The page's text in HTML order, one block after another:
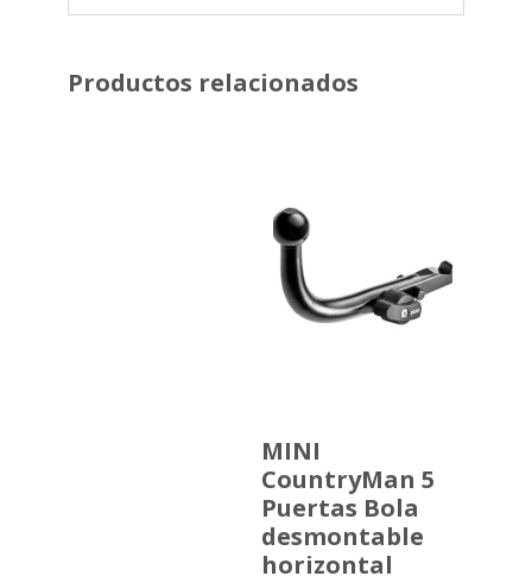
Productos relacionados
MINI
CountryMan 5
Puertas Bola
desmontable
horizontal